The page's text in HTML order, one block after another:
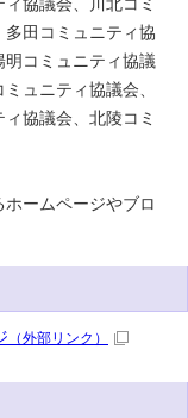
協議会、川北コミ
田コミュニティ協
コミュニティ協議
ュニティ協議会、
協議会、北陵コミ
ームページやブロ
（外部リンク）